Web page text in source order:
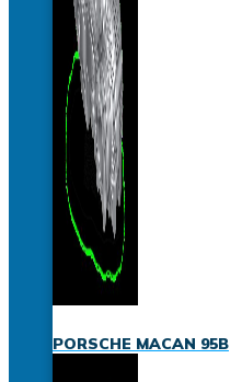
PORSCHE MACAN 95B